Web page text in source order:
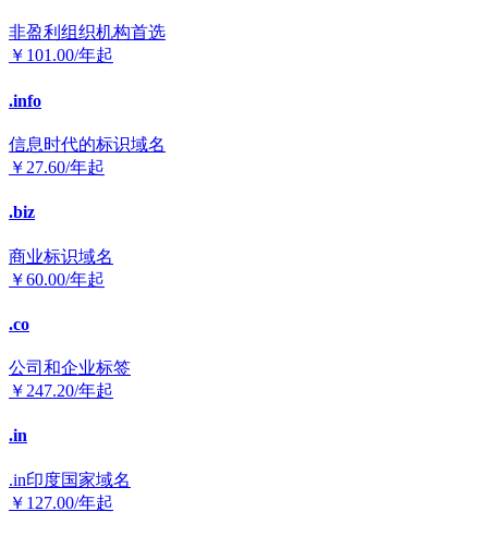
非盈利组织机构首选
￥ 101.00/年起
.info
信息时代的标识域名
￥ 27.60/年起
.biz
商业标识域名
￥60.00/年起
.co
公司和企业标签
￥ 247.20/年起
.in
.in印度国家域名
￥ 127.00/年起